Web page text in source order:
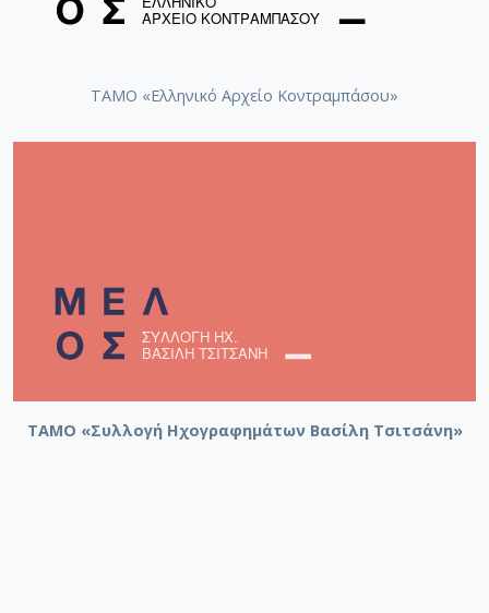
ΤΑΜΟ «Ελληνικό Αρχείο Κοντραμπάσου»
ΤΑΜΟ «Συλλογή Ηχογραφημάτων Βασίλη Τσιτσάνη»